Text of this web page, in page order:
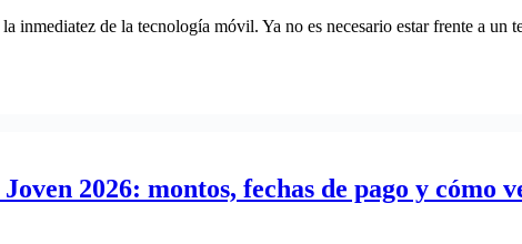
inmediatez de la tecnología móvil. Ya no es necesario estar frente a un
2026: montos, fechas de pago y cómo